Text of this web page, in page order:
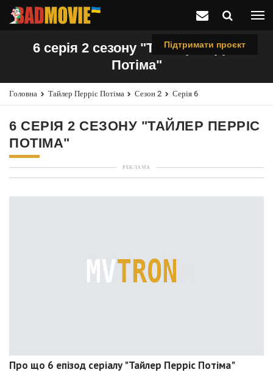
Підтримати проєкт
6 серія 2 сезону "Тайлер Перріс
Потіма"
Головна Тайлер Перріс Потіма Сезон 2 Серія 6
6 СЕРІЯ 2 СЕЗОНУ "ТАЙЛЕР ПЕРРІС
ПОТІМА"
РЕКЛАМА
Про що 6 епізод серіалу "Тайлер Перріс Потіма"